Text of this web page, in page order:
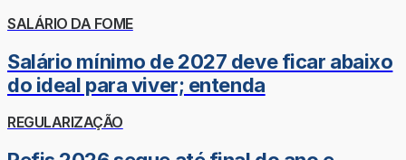
SALÁRIO DA FOME
Salário mínimo de 2027 deve ficar abaixo
do ideal para viver; entenda
REGULARIZAÇÃO